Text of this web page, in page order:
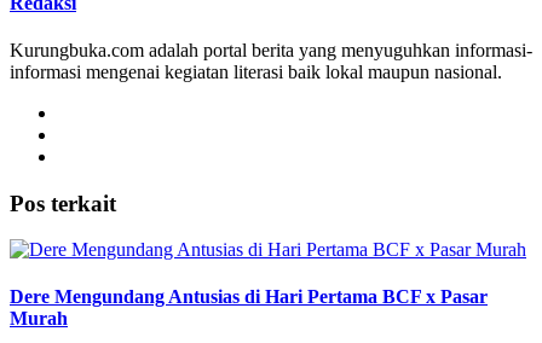
Kurungbuka.com adalah portal berita yang menyuguhkan informasi-
informasi mengenai kegiatan literasi baik lokal maupun nasional.
Pos terkait
Dere Mengundang Antusias di Hari Pertama BCF x Pasar
Murah